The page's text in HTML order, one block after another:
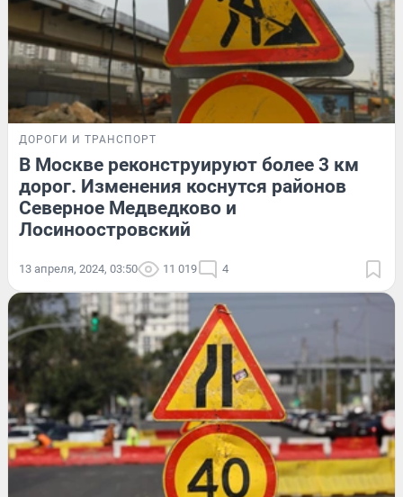
ДОРОГИ И ТРАНСПОРТ
В Москве реконструируют более 3 км
дорог. Изменения коснутся районов
Северное Медведково и
Лосиноостровский
13 апреля, 2024, 03:50 11 019 4